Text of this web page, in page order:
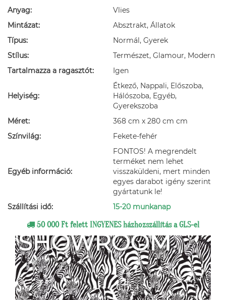
Anyag:
Vlies
Mintázat:
Absztrakt, Állatok
Típus:
Normál, Gyerek
Stílus:
Természet, Glamour, Modern
Tartalmazza a ragasztót:
Igen
Helyiség:
Étkező, Nappali, Előszoba,
Hálószoba, Egyéb,
Gyerekszoba
Méret:
368 cm x 280 cm cm
Színvilág:
Fekete-fehér
Egyéb információ:
FONTOS! A megrendelt
terméket nem lehet
visszaküldeni, mert minden
egyes darabot igény szerint
gyártatunk le!
Szállítási idő:
15-20 munkanap
50 000 Ft felett INGYENES házhozszállítás a GLS-el
SHOWROOM